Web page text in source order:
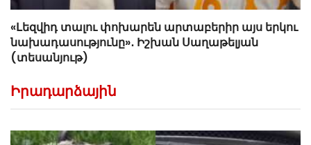
«Լեզվիդ տալու փոխարեն արտաբերիր այս երկու
նախադասությունը»․ Իշխան Սաղաթելյան
(տեսանյութ)
Իրադարձային